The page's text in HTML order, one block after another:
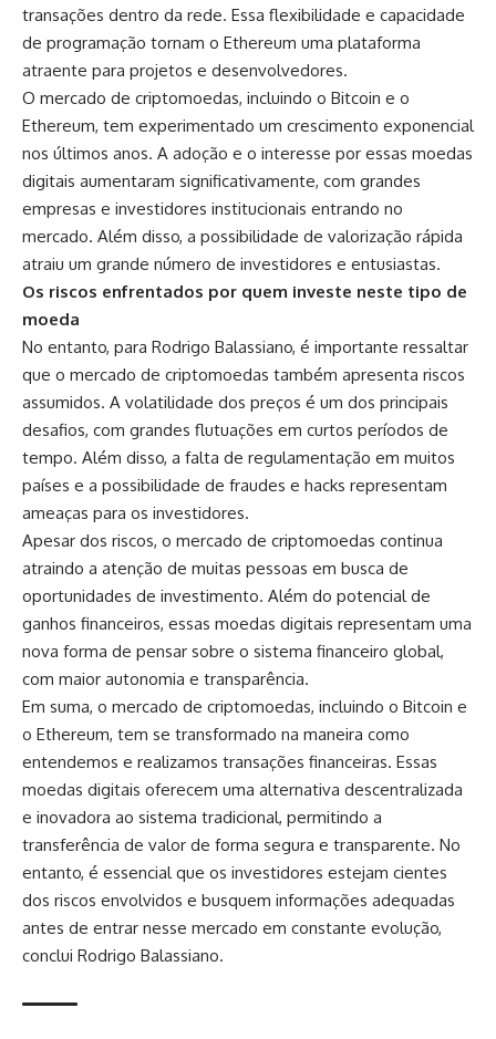
transações dentro da rede. Essa flexibilidade e capacidade
de programação tornam o Ethereum uma plataforma
atraente para projetos e desenvolvedores.
O mercado de criptomoedas, incluindo o Bitcoin e o
Ethereum, tem experimentado um crescimento exponencial
nos últimos anos. A adoção e o interesse por essas moedas
digitais aumentaram significativamente, com grandes
empresas e investidores institucionais entrando no
mercado. Além disso, a possibilidade de valorização rápida
atraiu um grande número de investidores e entusiastas.
Os riscos enfrentados por quem investe neste tipo de
moeda
No entanto, para Rodrigo Balassiano, é importante ressaltar
que o mercado de criptomoedas também apresenta riscos
assumidos. A volatilidade dos preços é um dos principais
desafios, com grandes flutuações em curtos períodos de
tempo. Além disso, a falta de regulamentação em muitos
países e a possibilidade de fraudes e hacks representam
ameaças para os investidores.
Apesar dos riscos, o mercado de criptomoedas continua
atraindo a atenção de muitas pessoas em busca de
oportunidades de investimento. Além do potencial de
ganhos financeiros, essas moedas digitais representam uma
nova forma de pensar sobre o sistema financeiro global,
com maior autonomia e transparência.
Em suma, o mercado de criptomoedas, incluindo o Bitcoin e
o Ethereum, tem se transformado na maneira como
entendemos e realizamos transações financeiras. Essas
moedas digitais oferecem uma alternativa descentralizada
e inovadora ao sistema tradicional, permitindo a
transferência de valor de forma segura e transparente. No
entanto, é essencial que os investidores estejam cientes
dos riscos envolvidos e busquem informações adequadas
antes de entrar nesse mercado em constante evolução,
conclui Rodrigo Balassiano.